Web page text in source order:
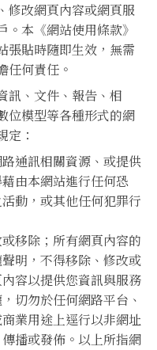
修改網頁內容或網頁服
本《網站使用條款》
張貼時隨即生效，無需
任何責任。
訊、文件、報告、相
位模型等各種形式的網
定：
通訊相關資源、或提供
由本網站進行任何恐
動，或其他任何犯罪行
移除；所有網頁內容的
明，不得移除、修改或
容以提供您資訊與服務
切勿於任何網路平台、
業用途上逕行以非網址
播或發佈。以上所指網